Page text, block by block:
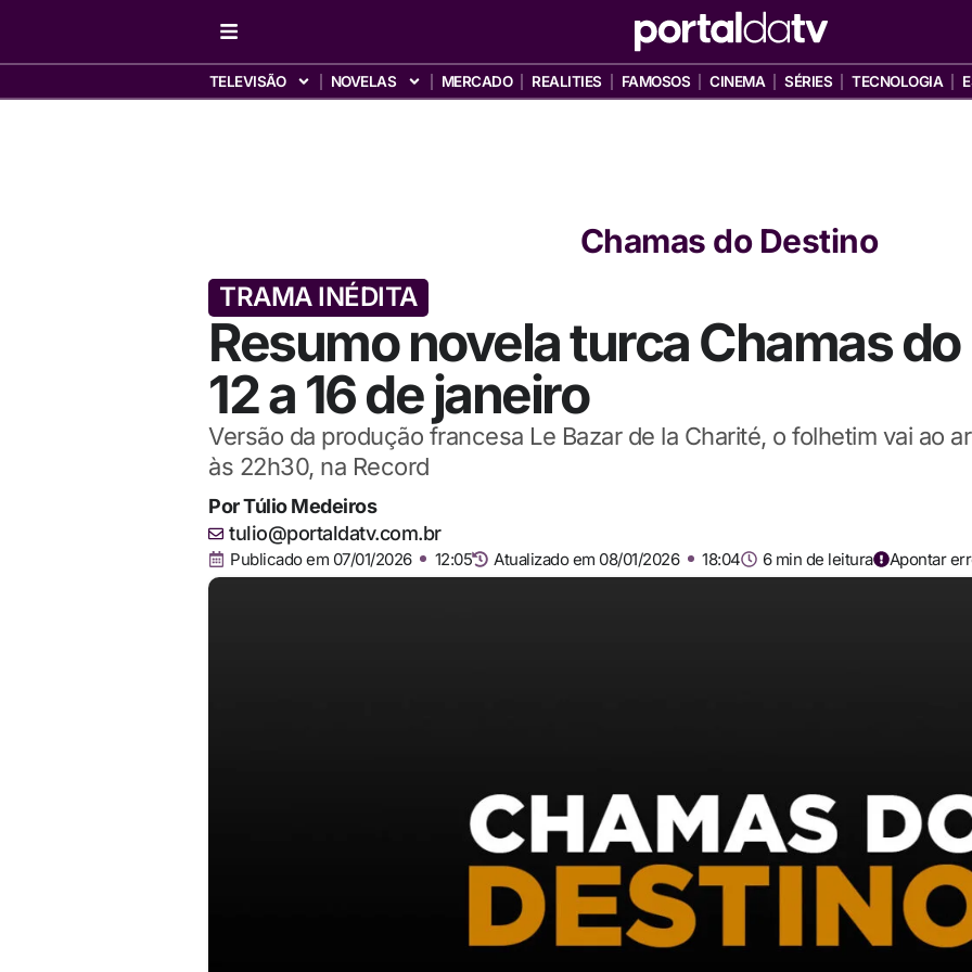
TELEVISÃO NOVELAS MERCADO REALITIES FAMOSOS CINEMA SÉRIES TECNOLOGIA
Chamas do Destino
TRAMA INÉDITA
Resumo novela turca Chamas
12 a 16 de janeiro
Versão da produção francesa Le Bazar de la Charité, o folhetim vai ao
às 22h30, na Record
PorTúlio Medeiros
tulio@portaldatv.com.br
Publicado em 07/01/2026 12:05 Atualizado em 08/01/2026 18:04 6 min de leitura Apontar